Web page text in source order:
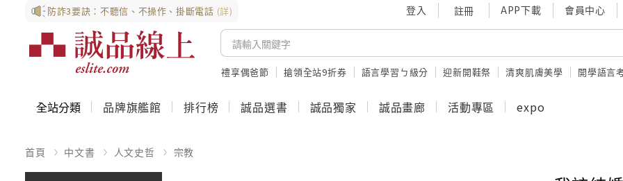
防詐3要訣：不聽信、不操作、掛斷電話 (詳) 登入 註冊 APP下載 會員中心
禮享偶爸節 搶領全站9折券 語言學習ㄅ級分 迎新開鞋祭 清爽肌膚美學 開學語言
全站分類 品牌旗艦館 排行榜 誠品選書 誠品獨家 誠品畫廊 活動專區 expo
首頁 中文書 人文史哲 宗教